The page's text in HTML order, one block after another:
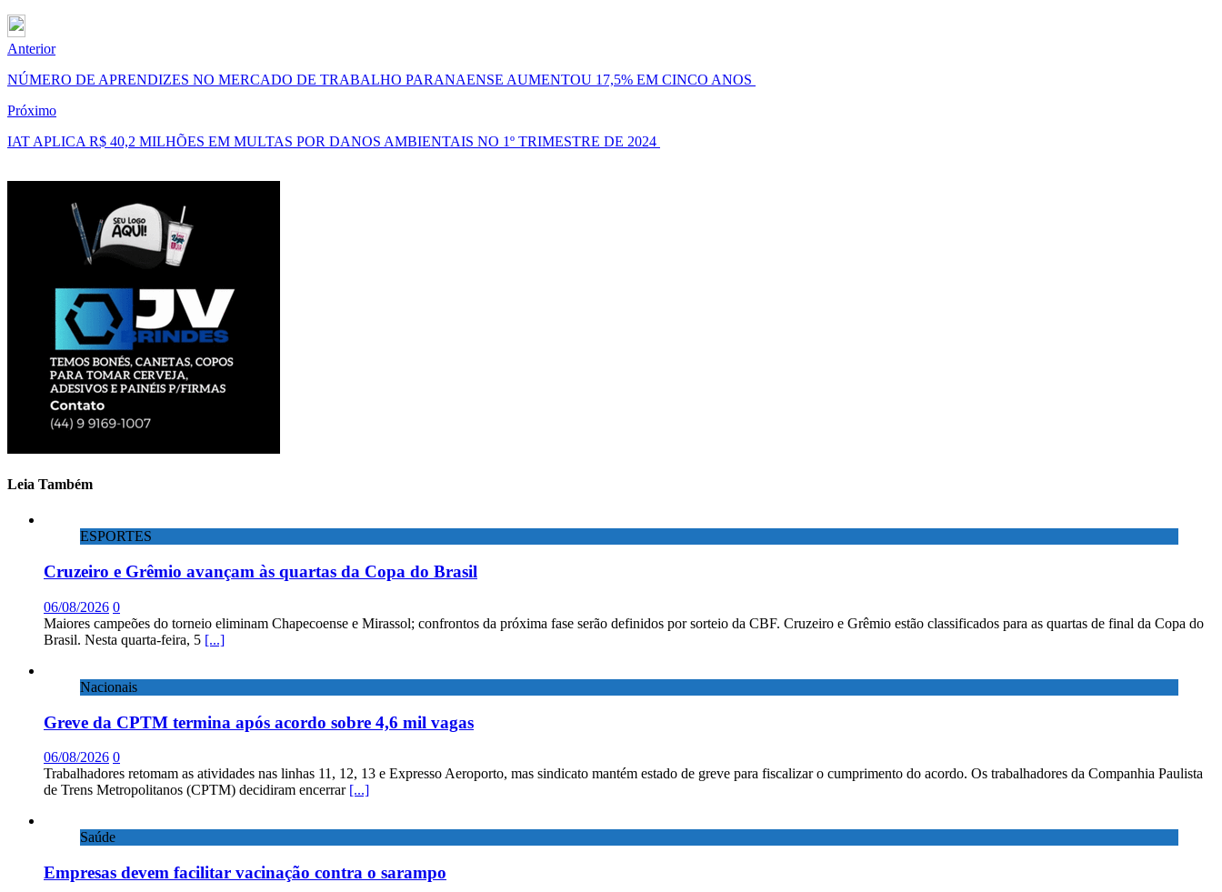
Anterior
NÚMERO DE APRENDIZES NO MERCADO DE TRABALHO PARANAENSE AUMENTOU 17,5% EM CINCO ANOS
Próximo
IAT APLICA R$ 40,2 MILHÕES EM MULTAS POR DANOS AMBIENTAIS NO 1º TRIMESTRE DE 2024
Leia Também
ESPORTES
Cruzeiro e Grêmio avançam às quartas da Copa do Brasil
06/08/2026 0
Maiores campeões do torneio eliminam Chapecoense e Mirassol; confrontos da próxima fase serão definidos por sorteio da CBF. Cruzeiro e Grêmio estão classificados para as quartas de final da Copa do
Brasil. Nesta quarta-feira, 5 [...]
Nacionais
Greve da CPTM termina após acordo sobre 4,6 mil vagas
06/08/2026 0
Trabalhadores retomam as atividades nas linhas 11, 12, 13 e Expresso Aeroporto, mas sindicato mantém estado de greve para fiscalizar o cumprimento do acordo. Os trabalhadores da Companhia Paulista
de Trens Metropolitanos (CPTM) decidiram encerrar [...]
Saúde
Empresas devem facilitar vacinação contra o sarampo